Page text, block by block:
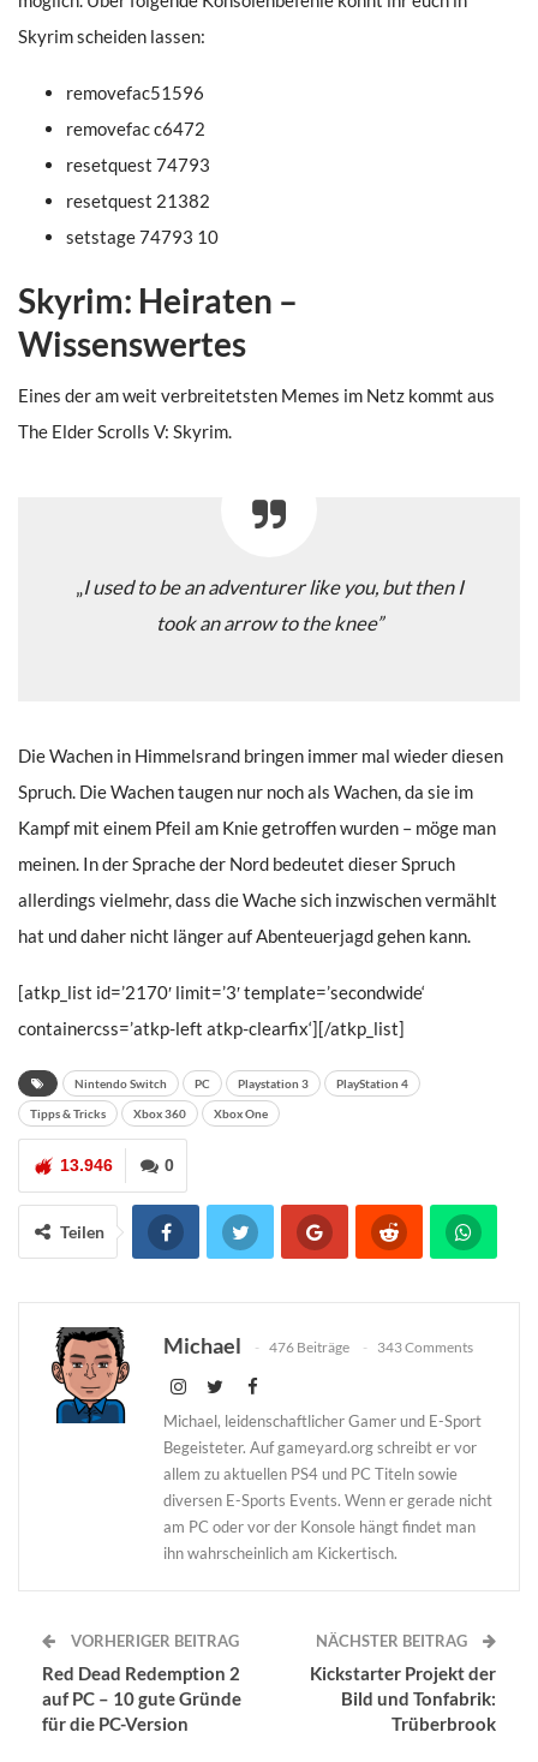
Skyrim scheiden lassen:
removefac51596
removefac c6472
resetquest 74793
resetquest 21382
setstage 74793 10
Skyrim: Heiraten –
Wissenswertes
Eines der am weit verbreitetsten Memes im Netz kommt aus
The Elder Scrolls V: Skyrim.
„I used to be an adventurer like you, but then I
took an arrow to the knee”
Die Wachen in Himmelsrand bringen immer mal wieder diesen
Spruch. Die Wachen taugen nur noch als Wachen, da sie im
Kampf mit einem Pfeil am Knie getroffen wurden – möge man
meinen. In der Sprache der Nord bedeutet dieser Spruch
allerdings vielmehr, dass die Wache sich inzwischen vermählt
hat und daher nicht länger auf Abenteuerjagd gehen kann.
[atkp_list id=’2170′ limit=’3′ template=’secondwide‘
containercss=’atkp-left atkp-clearfix‘][/atkp_list]
Nintendo Switch PC Playstation 3 PlayStation 4
Tipps & Tricks Xbox 360 Xbox One
0
13.946
Teilen
Michael 476 Beiträge 343 Comments
Michael, leidenschaftlicher Gamer und E-Sport
Begeisteter. Auf gameyard.org schreibt er vor
allem zu aktuellen PS4 und PC Titeln sowie
diversen E-Sports Events. Wenn er gerade nicht
am PC oder vor der Konsole hängt findet man
ihn wahrscheinlich am Kickertisch.
VORHERIGER BEITRAG
Red Dead Redemption 2
auf PC – 10 gute Gründe
für die PC-Version
NÄCHSTER BEITRAG
Kickstarter Projekt der
Bild und Tonfabrik:
Trüberbrook